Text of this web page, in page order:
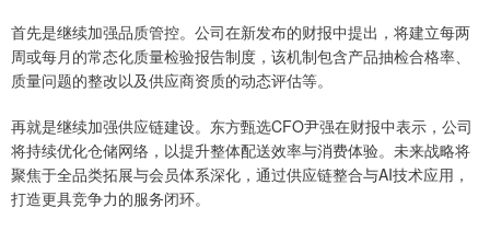
首先是继续加强品质管控。公司在新发布的财报中提出，将建立每两
周或每月的常态化质量检验报告制度，该机制包含产品抽检合格率、
质量问题的整改以及供应商资质的动态评估等。
再就是继续加强供应链建设。东方甄选CFO尹强在财报中表示，公司
将持续优化仓储网络，以提升整体配送效率与消费体验。未来战略将
聚焦于全品类拓展与会员体系深化，通过供应链整合与AI技术应用，
打造更具竞争力的服务闭环。